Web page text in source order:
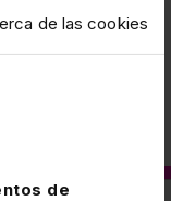
de las cookies
de